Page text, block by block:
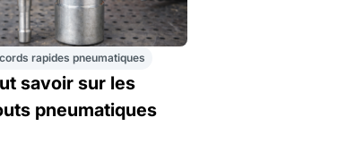
rapides pneumatiques
savoir sur les
pneumatiques